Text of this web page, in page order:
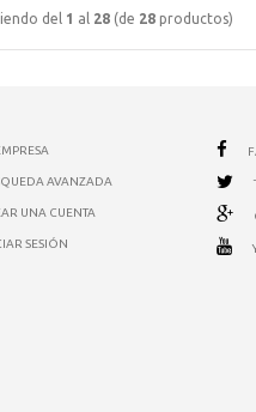
del 1 al 28 (de 28 productos)
AVANZADA
UNA CUENTA
SESIÓN